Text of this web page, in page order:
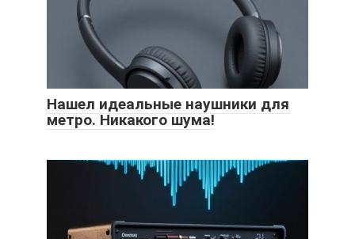
Нашел идеальные наушники для
метро. Никакого шума!